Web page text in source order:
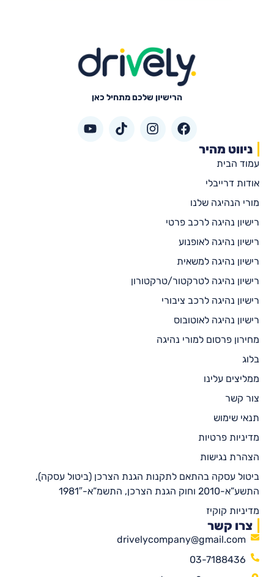
הרישיון שלכם מתחיל כאן
ניווט מהיר
עמוד הבית
אודות דרייבלי
מורי הנהיגה שלנו
רישיון נהיגה לרכב פרטי
רישיון נהיגה לאופנוע
רישיון נהיגה למשאית
רישיון נהיגה לטרקטור/טרקטורון
רישיון נהיגה לרכב ציבורי
רישיון נהיגה לאוטובוס
מחירון פרסום למורי נהיגה
בלוג
ממליצים עלינו
צור קשר
תנאי שימוש
מדיניות פרטיות
הצהרת נגישות
ביטול עסקה בהתאם לתקנות הגנת הצרכן (ביטול עסקה),
התשע”א-2010 וחוק הגנת הצרכן, התשמ”א-1981″
מדיניות קוקיז
צרו קשר
drivelycompany@gmail.com
03-7188436